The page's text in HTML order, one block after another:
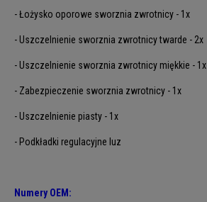
- Łożysko oporowe sworznia zwrotnicy - 1x
- Uszczelnienie sworznia zwrotnicy twarde - 2x
- Uszczelnienie sworznia zwrotnicy miękkie - 1x
- Zabezpieczenie sworznia zwrotnicy - 1x
- Uszczelnienie piasty - 1x
- Podkładki regulacyjne luz
Numery OEM: